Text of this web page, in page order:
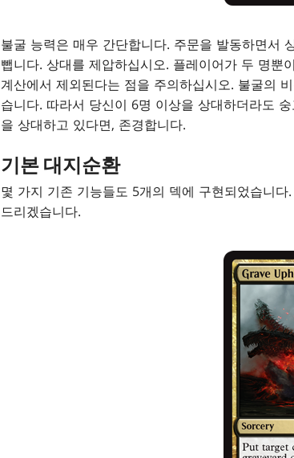
불굴 능력은 매우 간단합니다. 주문을 발동하면서
뺍니다. 상대를 제압하십시오. 플레이어가 두 명
계산에서 제외된다는 점을 주의하십시오. 불굴의
습니다. 따라서 당신이 6명 이상을 상대하더라도
을 상대하고 있다면, 존경합니다.
기본 대지순환
몇 가지 기존 기능들도 5개의 덱에 구현되었습니
드리겠습니다.